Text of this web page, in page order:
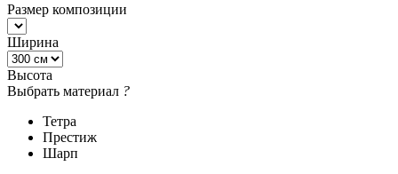
Размер композиции
Ширина
Высота
Выбрать материал ?
Тетра
Престиж
Шарп